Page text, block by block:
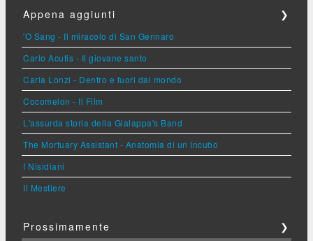
Appena aggiunti ❯
'O Sang - Il miracolo di San Gennaro
Carlo Acutis - Il giovane santo
Carla Lonzi - Dentro e fuori dal mondo
Cocomelon - Il Film
L'assurda storia della Gialappa's Band
The Mortuary Assistant - Anatomia di un Incubo
I Nisidiani
Il Mestiere
Prossimamente ❯